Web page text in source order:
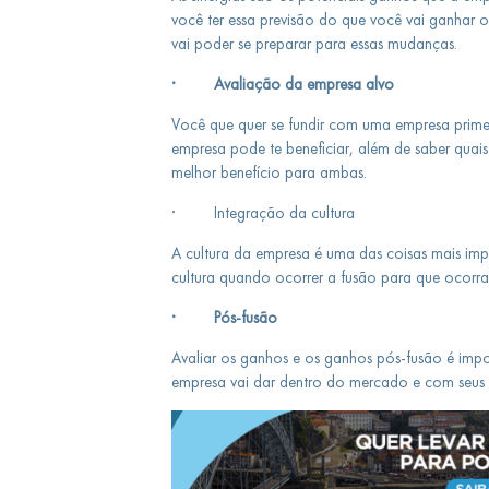
você ter essa previsão do que você vai ganhar
vai poder se preparar para essas mudanças.
· Avaliação da empresa alvo
Você que quer se fundir com uma empresa
empresa pode te beneficiar, além de saber
melhor benefício para ambas.
· Integração da cultura
A cultura da empresa é uma das coisas mais
cultura quando ocorrer a fusão para que
· Pós-fusão
Avaliar os ganhos e os ganhos pós-fusão é
empresa vai dar dentro do mercado e com